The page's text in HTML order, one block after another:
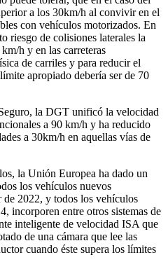
a los 30km/h al convivir en el
con vehículos motorizados. En
riesgo de colisiones laterales la
h y en las carreteras
de carriles y para reducir el
apropiado debería ser de 70
la DGT unificó la velocidad
a 90 km/h y ha reducido
a 30km/h en aquellas vías de
la Unión Europea ha dado un
los vehículos nuevos
2022, y todos los vehículos
incorporen entre otros sistemas de
inteligente de velocidad ISA que
de una cámara que lee las
cuando éste supera los límites